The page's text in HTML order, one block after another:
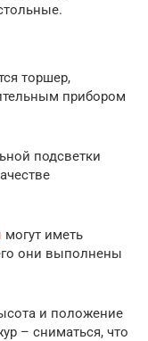
торшер,
прибором
подсветки
могут иметь
они выполнены
и положение
– сниматься, что